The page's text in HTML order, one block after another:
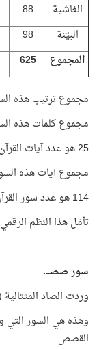
الغاشية
88
البيّنة
98
المجموع
625
مجموع ترتيب هذه السور 625، وهذا العدد
مجموع كلمات هذه السور 1300 كلمة، وهذا العدد
25 هو عدد آيات القرآن التي أرقامها 88
مجموع آيات هذه السور 228 آية، وهذا العدد = 114
114 هو عدد سور القرآن!
تأمّل هذا النظم
سور صصـ..
وردت الصاد المتتالية
وهذه هي السور
القصص: